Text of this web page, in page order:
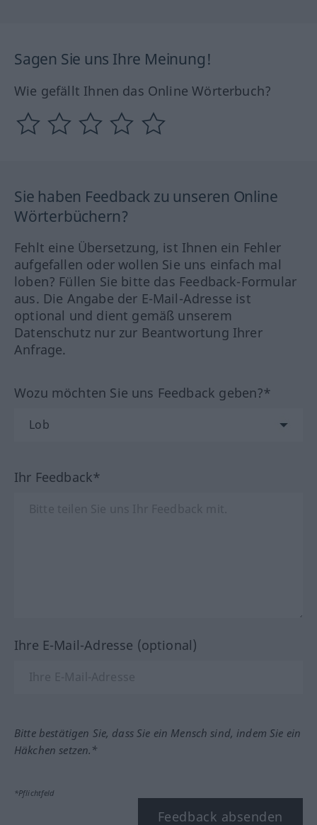
Sagen Sie uns Ihre Meinung!
Wie gefällt Ihnen das Online Wörterbuch?
Sie haben Feedback zu unseren Online
Wörterbüchern?
Fehlt eine Übersetzung, ist Ihnen ein Fehler
aufgefallen oder wollen Sie uns einfach mal
loben? Füllen Sie bitte das Feedback-Formular
aus. Die Angabe der E-Mail-Adresse ist
optional und dient gemäß unserem
Datenschutz nur zur Beantwortung Ihrer
Anfrage.
Wozu möchten Sie uns Feedback geben?*
Ihr Feedback*
Ihre E-Mail-Adresse (optional)
Bitte bestätigen Sie, dass Sie ein Mensch sind, indem Sie ein
Häkchen setzen.*
*Pflichtfeld
Feedback absenden